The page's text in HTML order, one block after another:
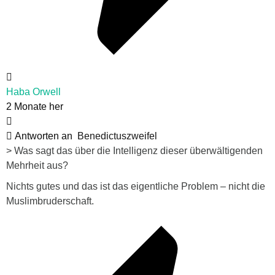
Haba Orwell
2 Monate her
Antworten an
Benedictuszweifel
> Was sagt das über die Intelligenz dieser überwältigenden
Mehrheit aus?
Nichts gutes und das ist das eigentliche Problem – nicht die
Muslimbruderschaft.